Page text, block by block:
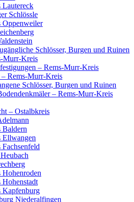
Lautereck
Schlössle
Oppenweiler
Schlösser, Burgen und Ruinen
Murr-Kreis
– Rems-Murr-Kreis
Rems-Murr-Kreis
Schlösser, Burgen und Ruinen
– Rems-Murr-Kreis
– Ostalbkreis
Baldern
Ellwangen
Fachsenfeld
Hohenroden
Hohenstadt
Kapfenburg
Niederalfingen